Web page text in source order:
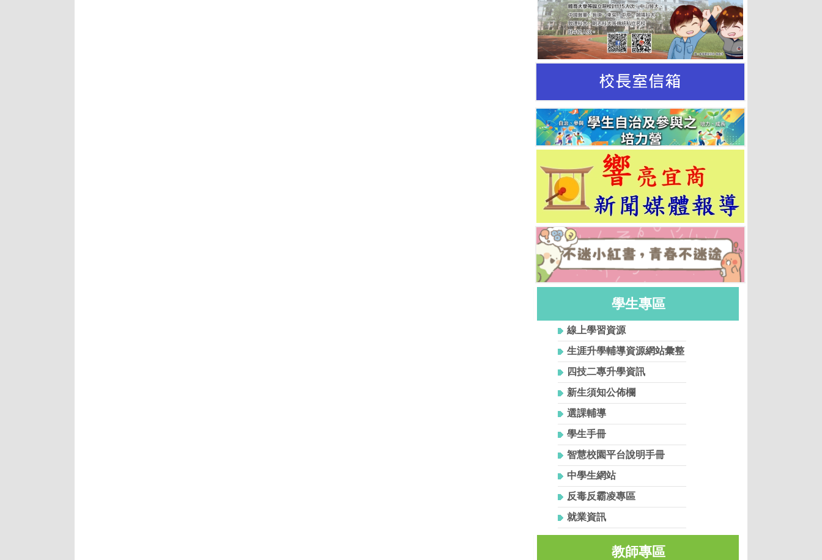
學生專區
線上學習資源
生涯升學輔導資源網站彙整
四技二專升學資訊
新生須知公佈欄
選課輔導
學生手冊
智慧校園平台說明手冊
中學生網站
反毒反霸凌專區
就業資訊
教師專區